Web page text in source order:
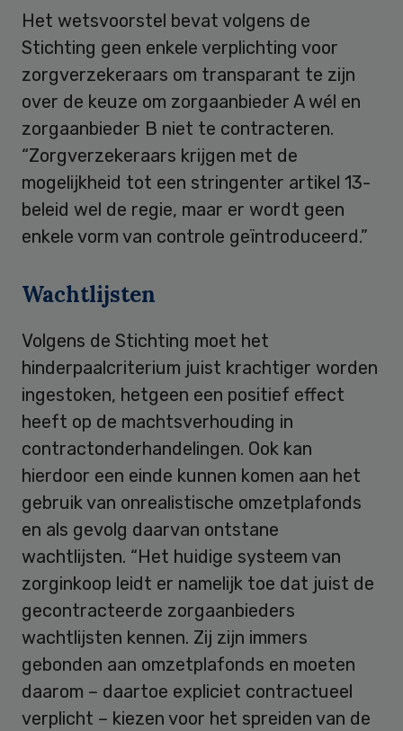
Het wetsvoorstel bevat volgens de
Stichting geen enkele verplichting voor
zorgverzekeraars om transparant te zijn
over de keuze om zorgaanbieder A wél en
zorgaanbieder B niet te contracteren.
“Zorgverzekeraars krijgen met de
mogelijkheid tot een stringenter artikel 13-
beleid wel de regie, maar er wordt geen
enkele vorm van controle geïntroduceerd.”
Wachtlijsten
Volgens de Stichting moet het
hinderpaalcriterium juist krachtiger worden
ingestoken, hetgeen een positief effect
heeft op de machtsverhouding in
contractonderhandelingen. Ook kan
hierdoor een einde kunnen komen aan het
gebruik van onrealistische omzetplafonds
en als gevolg daarvan ontstane
wachtlijsten. “Het huidige systeem van
zorginkoop leidt er namelijk toe dat juist de
gecontracteerde zorgaanbieders
wachtlijsten kennen. Zij zijn immers
gebonden aan omzetplafonds en moeten
daarom – daartoe expliciet contractueel
verplicht – kiezen voor het spreiden van de